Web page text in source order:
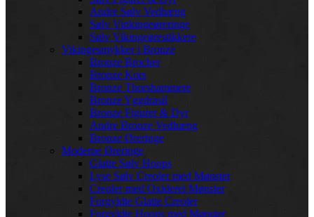
Andre Sølv Vedhæng
Sølv Vinkingeøreringe
Sølv Vikingeørestikkere
Vikingesmykker i Bronze
Bronze Brocher
Bronze Kors
Bronze Thorshammere
Bronze Yggdrasil
Bronze Figurer & Dyr
Andre Bronze Vedhæng
Bronze Øreringe
Moderne Øreringe
Glatte Sølv Hoops
Lyse Sølv Creoler med Mønster
Creoler med Oxideret Mønster
Forgyldte Glatte Creoler
Forgyldte Hoops med Mønster